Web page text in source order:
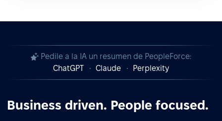
Pedile a la IA un resumen de PeopleForce:
ChatGPT
Claude Perplexity
Business driven. People focused.